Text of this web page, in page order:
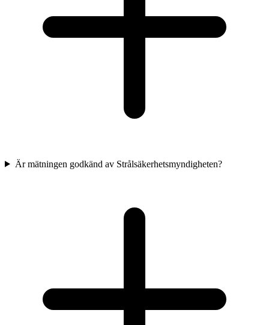
Är mätningen godkänd av Strålsäkerhetsmyndigheten?